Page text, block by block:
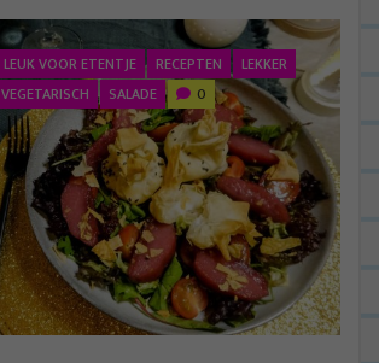
LEUK VOOR ETENTJE RECEPTEN
LEKKER
VEGETARISCH SALADE 0